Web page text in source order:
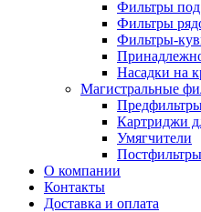
Фильтры
Фильтры
Фильтры-
Насадки на
Магистральные
Картриджи
Умягчители
Постфильтры
О компании
Контакты
Доставка и оплата